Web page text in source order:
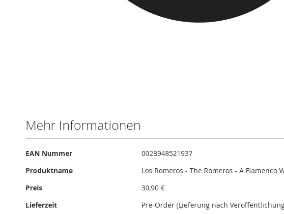
the
Mehr Informationen
Mehr
EAN Nummer
0028948521937
Produktname
Los Romeros - The Romeros - A Flamenco
Preis
30,90 €
Lieferzeit
Pre-Order (Lieferung nach